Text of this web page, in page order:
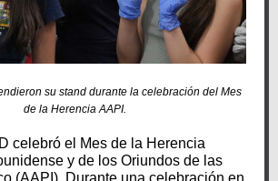
su stand durante la celebración del Mes
de la Herencia AAPI.
celebró el Mes de la Herencia
y de los Oriundos de las
(AAPI). Durante una celebración en